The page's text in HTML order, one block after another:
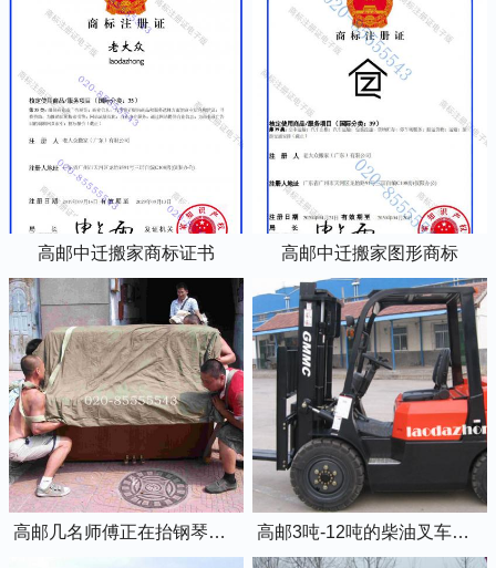
高邮中迁搬家商标证书 高邮中迁搬家图形商标
高邮几名师傅正在抬钢琴上楼 高邮3吨-12吨的柴油叉车出租